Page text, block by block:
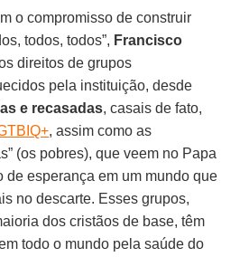
o compromisso de construir
todos, todos”, Francisco
direitos de grupos
pela instituição, desde
e recasadas, casais de fato,
, assim como as
(os pobres), que veem no Papa
de esperança em um mundo que
no descarte. Esses grupos,
dos cristãos de base, têm
todo o mundo pela saúde do